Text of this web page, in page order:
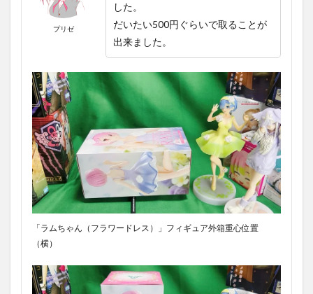
プリゼ
した。
だいたい500円ぐらいで取ることが
出来ました。
「ラムちゃん（フラワードレス）」フィギュア外箱重心位置
（横）